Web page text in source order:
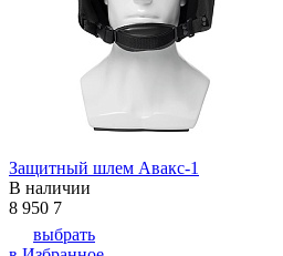
Защитный шлем Авакс-1
В наличии
8 950 7
выбрать